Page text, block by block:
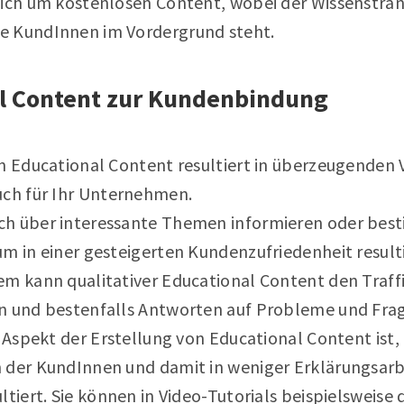
KundInnen im Vordergrund steht.
Content zur Kundenbindung
Educational Content resultiert in überzeugenden
für Ihr Unternehmen.
über interessante Themen informieren oder
in einer gesteigerten Kundenzufriedenheit
kann qualitativer Educational Content den
und bestenfalls Antworten auf Probleme und
der Erstellung von Educational Content ist,
KundInnen und damit in weniger
Sie können in Video-Tutorials beispielsweise